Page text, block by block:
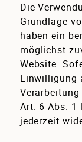
Die
Grundlage
haben ein
möglichst
Website.
Einwilligung
Art. 6 Abs. 1
jederzeit